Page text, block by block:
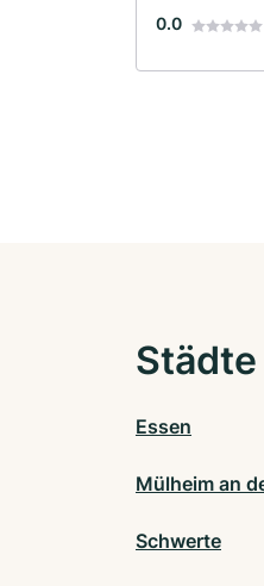
0.0
Essen
Mülheim an
Schwerte